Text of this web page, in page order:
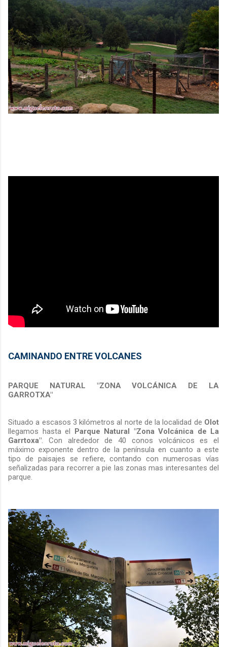
CAMINANDO ENTRE VOLCANES
PARQUE NATURAL "ZONA VOLCÁNICA DE LA
GARROTXA"
Situado a escasos 3 kilómetros al norte de la localidad de Olot
llegamos hasta el Parque Natural "Zona Volcánica de La
Garrtoxa". Con alrededor de 40 conos volcánicos es el
máximo exponente dentro de la península en cuanto a este
tipo de paisajes se refiere, contando con numerosas vías
señalizadas para recorrer a pie las zonas mas interesantes del
parque.